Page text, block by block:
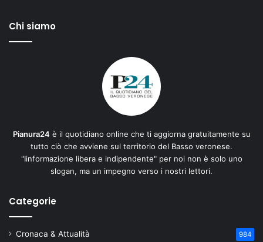
Chi siamo
Pianura24 è il quotidiano online che ti aggiorna gratuitamente su
tutto ciò che avviene sul territorio del Basso veronese.
"Iinformazione libera e indipendente" per noi non è solo uno
slogan, ma un impegno verso i nostri lettori.
Categorie
Cronaca & Attualità 984